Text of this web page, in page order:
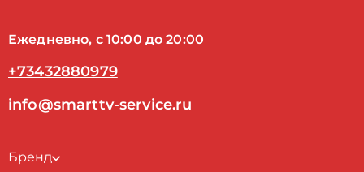
Ежедневно, с 10:00 до 20:00
+73432880979
info@smarttv-service.ru
Бренд